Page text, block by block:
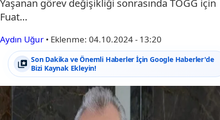
Yaşanan görev değişikliği sonrasında TOGG için
Fuat…
Aydın Uğur • Eklenme: 04.10.2024 - 13:20
Son Dakika ve Önemli Haberler İçin Google Haberler'de
Bizi Kaynak Ekleyin!